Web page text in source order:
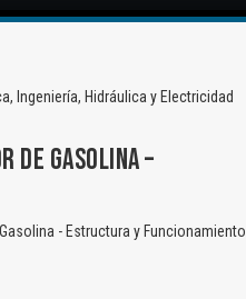
Ingeniería, Hidráulica y Electricidad
DE GASOLINA –
- Estructura y Funcionamiento